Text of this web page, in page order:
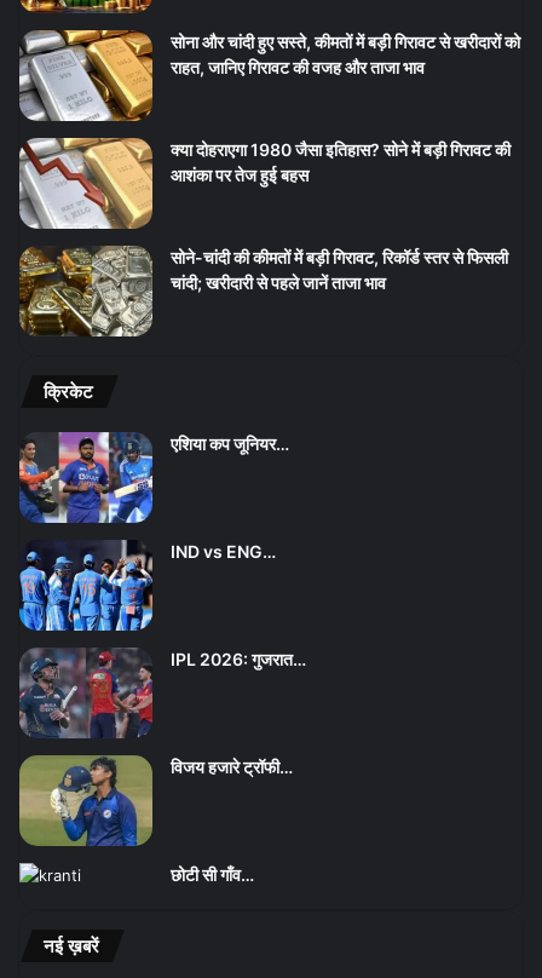
सोना और चांदी हुए सस्ते, कीमतों में बड़ी गिरावट से खरीदारों को
राहत, जानिए गिरावट की वजह और ताजा भाव
क्या दोहराएगा 1980 जैसा इतिहास? सोने में बड़ी गिरावट की
आशंका पर तेज हुई बहस
सोने-चांदी की कीमतों में बड़ी गिरावट, रिकॉर्ड स्तर से फिसली
चांदी; खरीदारी से पहले जानें ताजा भाव
क्रिकेट
एशिया कप जूनियर…
IND vs ENG…
IPL 2026: गुजरात…
विजय हजारे ट्रॉफी…
छोटी सी गाँव…
नई ख़बरें